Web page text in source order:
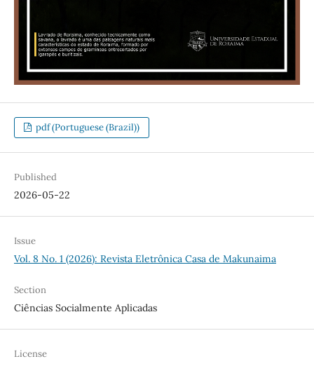
pdf (Portuguese (Brazil))
Published
2026-05-22
Issue
Vol. 8 No. 1 (2026): Revista Eletrônica Casa de Makunaima
Section
Ciências Socialmente Aplicadas
License